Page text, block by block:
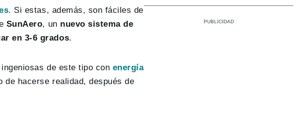
. Si estas, además, son fáciles de
SunAero, un nuevo sistema de
en 3-6 grados.
de este tipo con energía
hacerse realidad, después de